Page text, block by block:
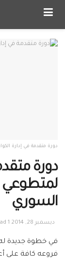
دورة متقدمة في إدارة
دورة
لمتطوعي
السوري
ديسمبر 28, 2014 1 min read
في خطوة جديدة
فروعه كافة على